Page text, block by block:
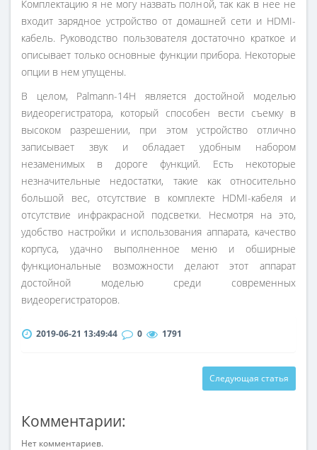
Комплектацию я не могу назвать полной, так как в нее не
входит зарядное устройство от домашней сети и HDMI-
кабель. Руководство пользователя достаточно краткое и
описывает только основные функции прибора. Некоторые
опции в нем упущены.
В целом, Palmann-14H является достойной моделью
видеорегистратора, который способен вести съемку в
высоком разрешении, при этом устройство отлично
записывает звук и обладает удобным набором
незаменимых в дороге функций. Есть некоторые
незначительные недостатки, такие как относительно
большой вес, отсутствие в комплекте HDMI-кабеля и
отсутствие инфракрасной подсветки. Несмотря на это,
удобство настройки и использования аппарата, качество
корпуса, удачно выполненное меню и обширные
функциональные возможности делают этот аппарат
достойной моделью среди современных
видеорегистраторов.
2019-06-21 13:49:44 0 1791
Следующая статья
Комментарии:
Нет комментариев.